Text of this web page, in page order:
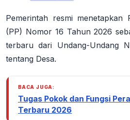
Pemerintah resmi menetapkan
(PP) Nomor 16 Tahun 2026
terbaru dari Undang-Undang
tentang Desa.
BACA JUGA:
Tugas Pokok dan Fungsi
Terbaru 2026